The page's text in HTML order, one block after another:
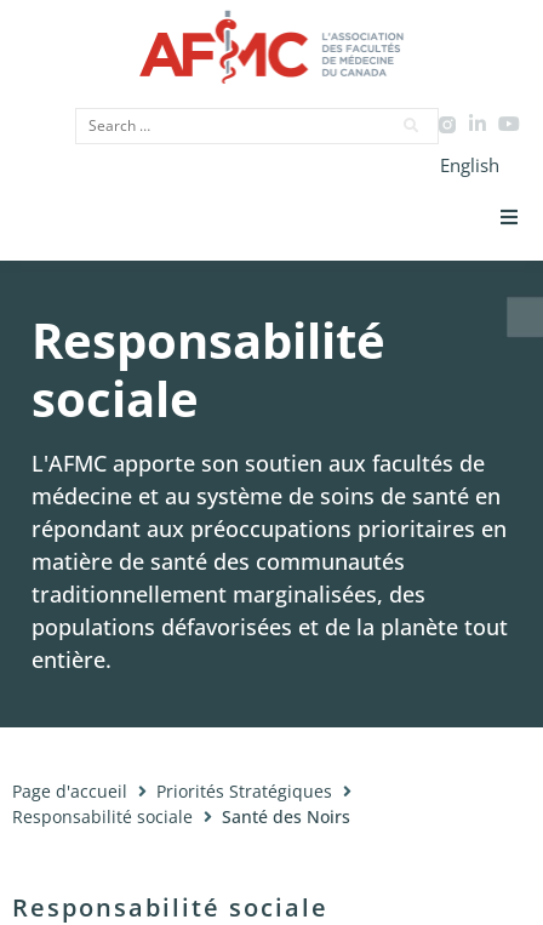
English
CIMU
Données
Plaidoyer
Initiatives
Nouvelles
À propos
Responsabilité
sociale
L'AFMC apporte son soutien aux facultés de
médecine et au système de soins de santé en
répondant aux préoccupations prioritaires en
matière de santé des communautés
traditionnellement marginalisées, des
populations défavorisées et de la planète tout
entière.
Page d'accueil
Priorités Stratégiques
Responsabilité sociale
Santé des Noirs
Responsabilité sociale